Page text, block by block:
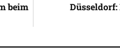
beim
WIE
DEN